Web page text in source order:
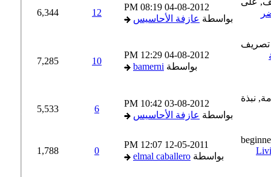
04-08-2012
08:19 PM
بواسطةعازفة الأحاسيس
12
6,344
04-08-2012
12:29 PM
بواسطةbamerni
10
7,285
03-08-2012
10:42 PM
بواسطةعازفة الأحاسيس
5,533
12-05-2011
12:07 PM
بواسطةelmal caballero
1,788